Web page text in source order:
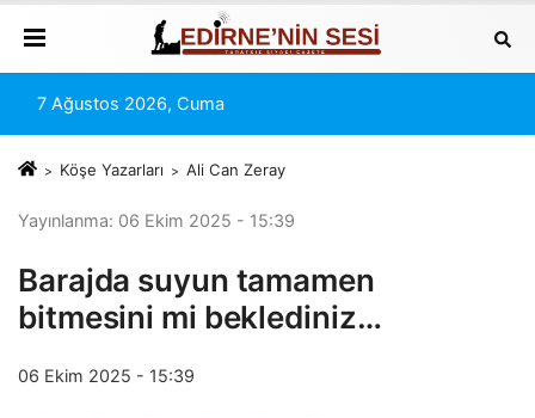
7 Ağustos 2026, Cuma
Köşe Yazarları Ali Can Zeray
Yayınlanma: 06 Ekim 2025 - 15:39
Barajda suyun tamamen
bitmesini mi beklediniz…
06 Ekim 2025 - 15:39